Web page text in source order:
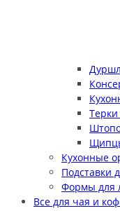
Кухонные
Подставки
Формы для
Все для чая и